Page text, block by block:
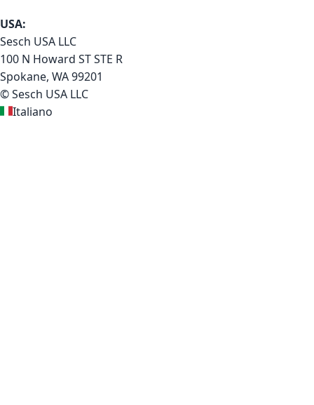
USA:
Sesch USA LLC
100 N Howard ST STE R
Spokane, WA 99201
© Sesch USA LLC
Italiano